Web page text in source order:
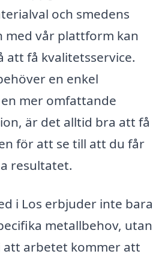
och smedens
med vår plattform kan
att få kvalitetsservice.
en enkel
mer omfattande
är det alltid bra att få
för att se till att du får
resultatet.
i Los erbjuder inte bara
metallbehov, utan
att arbetet kommer att